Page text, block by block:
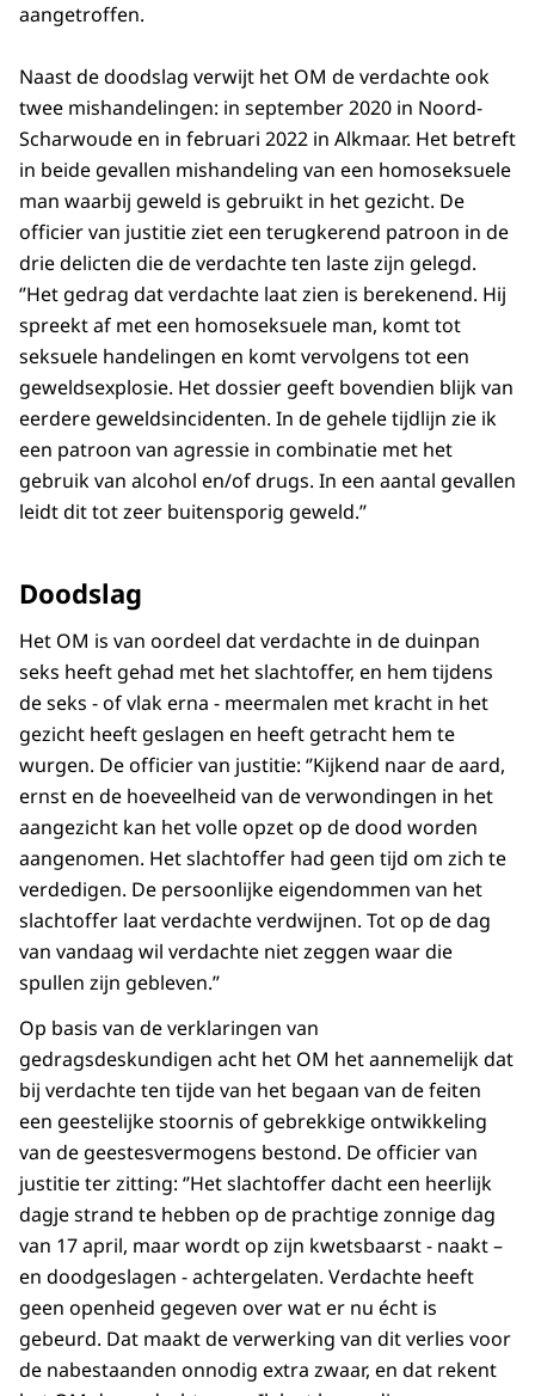
aangetroffen.
Naast de doodslag verwijt het OM de verdachte ook
twee mishandelingen: in september 2020 in Noord-
Scharwoude en in februari 2022 in Alkmaar. Het betreft
in beide gevallen mishandeling van een homoseksuele
man waarbij geweld is gebruikt in het gezicht. De
officier van justitie ziet een terugkerend patroon in de
drie delicten die de verdachte ten laste zijn gelegd.
‘’Het gedrag dat verdachte laat zien is berekenend. Hij
spreekt af met een homoseksuele man, komt tot
seksuele handelingen en komt vervolgens tot een
geweldsexplosie. Het dossier geeft bovendien blijk van
eerdere geweldsincidenten. In de gehele tijdlijn zie ik
een patroon van agressie in combinatie met het
gebruik van alcohol en/of drugs. In een aantal gevallen
leidt dit tot zeer buitensporig geweld.’’
Doodslag
Het OM is van oordeel dat verdachte in de duinpan
seks heeft gehad met het slachtoffer, en hem tijdens
de seks - of vlak erna - meermalen met kracht in het
gezicht heeft geslagen en heeft getracht hem te
wurgen. De officier van justitie: ‘’Kijkend naar de aard,
ernst en de hoeveelheid van de verwondingen in het
aangezicht kan het volle opzet op de dood worden
aangenomen. Het slachtoffer had geen tijd om zich te
verdedigen. De persoonlijke eigendommen van het
slachtoffer laat verdachte verdwijnen. Tot op de dag
van vandaag wil verdachte niet zeggen waar die
spullen zijn gebleven.’’
Op basis van de verklaringen van
gedragsdeskundigen acht het OM het aannemelijk dat
bij verdachte ten tijde van het begaan van de feiten
een geestelijke stoornis of gebrekkige ontwikkeling
van de geestesvermogens bestond. De officier van
justitie ter zitting: ‘’Het slachtoffer dacht een heerlijk
dagje strand te hebben op de prachtige zonnige dag
van 17 april, maar wordt op zijn kwetsbaarst - naakt –
en doodgeslagen - achtergelaten. Verdachte heeft
geen openheid gegeven over wat er nu écht is
gebeurd. Dat maakt de verwerking van dit verlies voor
de nabestaanden onnodig extra zwaar, en dat rekent